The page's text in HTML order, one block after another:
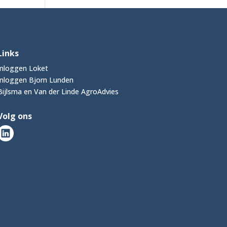
Loket
Bjorn Lunden
en Van der Linde AgroAdvies
ons